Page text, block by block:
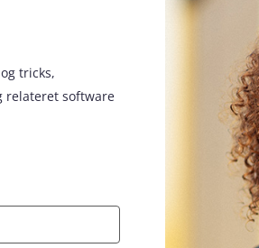
tricks,
relateret software